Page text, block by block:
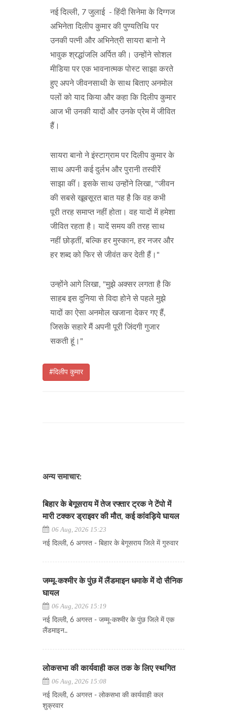
नई दिल्ली, 7 जुलाई - हिंदी सिनेमा के दिग्गज
अभिनेता दिलीप कुमार की पुण्यतिथि पर
उनकी पत्नी और अभिनेत्री सायरा बानो ने
भावुक श्रद्धांजलि अर्पित की। उन्होंने सोशल
मीडिया पर एक भावनात्मक पोस्ट साझा करते
हुए अपने जीवनसाथी के साथ बिताए अनमोल
पलों को याद किया और कहा कि दिलीप कुमार
आज भी उनकी यादों और उनके प्रेम में जीवित
हैं।
सायरा बानो ने इंस्टाग्राम पर दिलीप कुमार के
साथ अपनी कई दुर्लभ और पुरानी तस्वीरें
साझा कीं। इसके साथ उन्होंने लिखा, "जीवन
की सबसे खूबसूरत बात यह है कि वह कभी
पूरी तरह समाप्त नहीं होता। वह यादों में हमेशा
जीवित रहता है। यादें समय की तरह साथ
नहीं छोड़तीं, बल्कि हर मुस्कान, हर नजर और
हर शब्द को फिर से जीवंत कर देती हैं।"
उन्होंने आगे लिखा, "मुझे अक्सर लगता है कि
साहब इस दुनिया से विदा होने से पहले मुझे
यादों का ऐसा अनमोल खजाना देकर गए हैं,
जिसके सहारे मैं अपनी पूरी जिंदगी गुजार
सकती हूं।"
#दिलीप कुमार
अन्य समाचार:
बिहार के बेगूसराय में तेज रफ्तार ट्रक ने टेंपो में
मारी टक्कर ड्राइवर की मौत, कई कांवड़िये घायल
06 Aug, 2026 15:23
नई दिल्ली, 6 अगस्त - बिहार के बेगूसराय जिले में गुरुवार
जम्मू-कश्मीर के पुंछ में लैंडमाइन धमाके में दो सैनिक
घायल
06 Aug, 2026 15:19
नई दिल्ली, 6 अगस्त - जम्मू-कश्मीर के पुंछ जिले में एक
लैंडमाइन..
लोकसभा की कार्यवाही कल तक के लिए स्थगित
06 Aug, 2026 15:08
नई दिल्ली, 6 अगस्त - लोकसभा की कार्यवाही कल
शुक्रवार